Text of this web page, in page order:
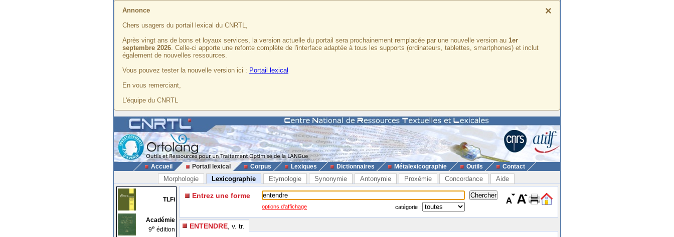
×
Annonce
Chers usagers du portail lexical du CNRTL,
Après vingt ans de bons et loyaux services, la version actuelle du portail sera prochainement remplacée par une nouvelle version au 1er
septembre 2026. Celle-ci apporte une refonte complète de l'interface adaptée à tous les supports (ordinateurs, tablettes, smartphones) et inclut
également de nouvelles ressources.
Vous pouvez tester la nouvelle version ici : Portail lexical
En vous remerciant,
L'équipe du CNRTL
Accueil Portail lexical Corpus Lexiques Dictionnaires Métalexicographie Outils Contact
Morphologie Lexicographie Etymologie Synonymie Antonymie Proxémie Concordance Aide
TLFi
Académie
9e édition
Entrez une forme
options d'affichage catégorie :
ENTENDRE , v. tr.